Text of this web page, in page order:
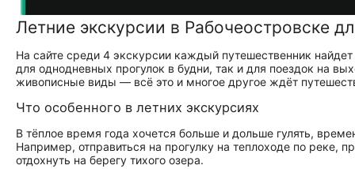
Летние экскурсии в Рабочеостровске
На сайте среди 4 экскурсии каждый путешественник
для однодневных прогулок в будни, так и для поездок на
живописные виды — всё это и многое другое ждёт
Что особенного в летних экскурсиях
В тёплое время года хочется больше и дольше гулять,
Например, отправиться на прогулку на теплоходе по реке,
отдохнуть на берегу тихого озера.